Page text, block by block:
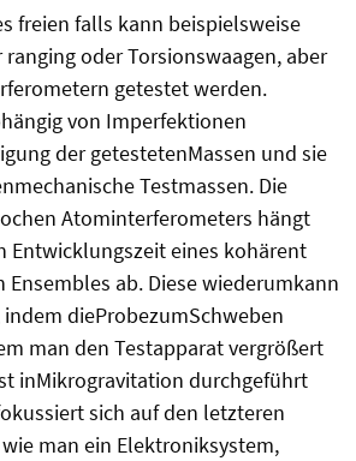
freien falls kann beispielsweise
oder Torsionswaagen, aber
getestet werden.
von Imperfektionen
der getestetenMassen und sie
Testmassen. Die
Atominterferometers hängt
Entwicklungszeit eines kohärent
ab. Diese wiederumkann
dieProbezumSchweben
man den Testapparat vergrößert
inMikrogravitation durchgeführt
sich auf den letzteren
man ein Elektroniksystem,